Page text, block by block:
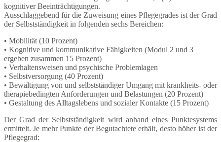
kognitiver Beeinträchtigungen.
Ausschlaggebend für die Zuweisung eines Pflegegrades ist der Grad
der Selbstständigkeit in folgenden sechs Bereichen:
• Mobilität (10 Prozent)
• Kognitive und kommunikative Fähigkeiten (Modul 2 und 3
ergeben zusammen 15 Prozent)
• Verhaltensweisen und psychische Problemlagen
• Selbstversorgung (40 Prozent)
• Bewältigung von und selbstständiger Umgang mit krankheits- oder
therapiebedingten Anforderungen und Belastungen (20 Prozent)
• Gestaltung des Alltagslebens und sozialer Kontakte (15 Prozent)
Der Grad der Selbstständigkeit wird anhand eines Punktesystems
ermittelt. Je mehr Punkte der Begutachtete erhält, desto höher ist der
Pflegegrad: